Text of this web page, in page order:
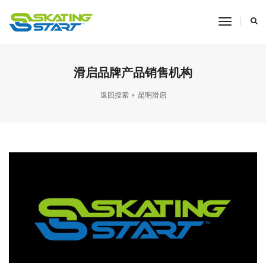
toggle
滑启品牌产品销售机构
返回搜索 昆明滑启